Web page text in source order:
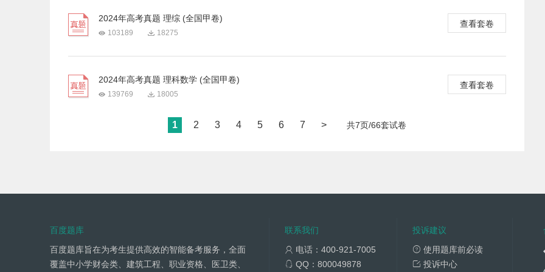
2024年高考真题 理综 (全国甲卷)
103189 18275
查看套卷
2024年高考真题 理科数学 (全国甲卷)
139769 18005
查看套卷
1 2 3 4 5 6 7 > 共7页/66套试卷
百度题库
百度题库旨在为考生提供高效的智能备考服务，全面
覆盖中小学财会类、建筑工程、职业资格、医卫类、
联系我们
电话：400-921-7005
QQ：800049878
投诉建议
使用题库前必读
投诉中心